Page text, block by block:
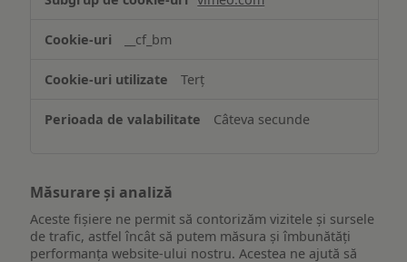
funcționalităților
ului
__cf_bm
Terț
Câteva secunde
Măsurare și analiză
Aceste fișiere ne permit să contorizăm vizitele și sursele
de trafic, astfel încât să putem măsura și îmbunătăți
performanța website-ului nostru. Acestea ne ajută să